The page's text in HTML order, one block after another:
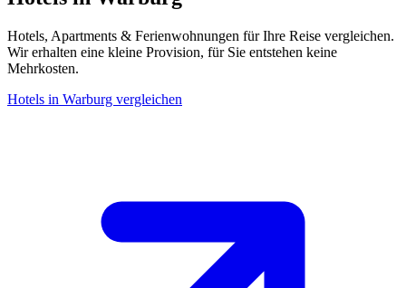
Hotels, Apartments & Ferienwohnungen für Ihre Reise vergleichen.
Wir erhalten eine kleine Provision, für Sie entstehen keine
Mehrkosten.
Hotels in Warburg vergleichen